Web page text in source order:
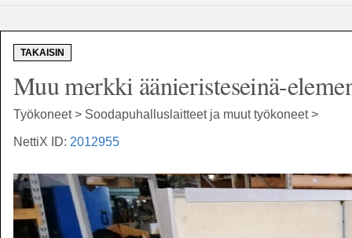
TAKAISIN
Muu merkki äänieristeseinä-
Työkoneet > Soodapuhalluslaitteet ja muut työkoneet >
NettiX ID: 2012955